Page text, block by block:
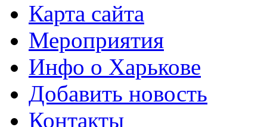
Карта сайта
Мероприятия
Инфо о Харькове
Добавить новость
Контакты